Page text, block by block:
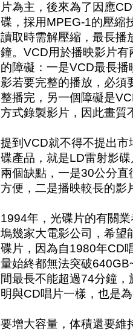
片為主，後來為了因應
碟，採用MPEG-1的壓縮
讀取時需解壓縮，最長播
鐘。VCD用於播映影片
的障礙：一是VCD最長
影若要完整的播放，必須
整播完，另一個障礙是
方式錄製影片，因此畫質
提到VCD就不得不提出
碟產品，就是LD雷射影
兩個缺點，一是30公分
方便，二是播映較長的影
1994年，光碟片的有關
塢幾家大電影公司，希望
碟片，因為自1980年CD
量始終都無法突破
間最長不能超過74分鐘
明與CD唱片一樣，也是
要增大容量，体積還要維